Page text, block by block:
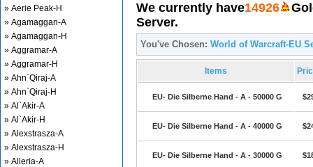
» Aerie Peak-H
» Agamaggan-A
» Agamaggan-H
» Aggramar-A
» Aggramar-H
» Ahn`Qiraj-A
» Ahn`Qiraj-H
» Al`Akir-A
» Al`Akir-H
» Alexstrasza-A
» Alexstrasza-H
» Alleria-A
We currently have14926
Server.
You've Chosen: World of Warcraft-EU
Items
EU- Die Silberne Hand - A - 50000 G
EU- Die Silberne Hand - A - 40000 G
EU- Die Silberne Hand - A - 30000 G